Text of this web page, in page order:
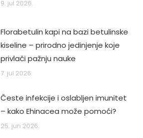
9. jul 2026.
Florabetulin kapi na bazi betulinske
kiseline – prirodno jedinjenje koje
privlači pažnju nauke
7. jul 2026.
Česte infekcije i oslabljen imunitet
– kako Ehinacea može pomoći?
25. jun 2026.